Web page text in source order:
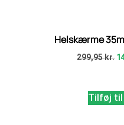
Helskærme
299,95kr.
Tilføj til